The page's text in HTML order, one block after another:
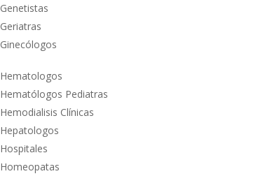
Genetistas
Geriatras
Ginecólogos
Hematologos
Hematólogos Pediatras
Hemodialisis Clínicas
Hepatologos
Hospitales
Homeopatas